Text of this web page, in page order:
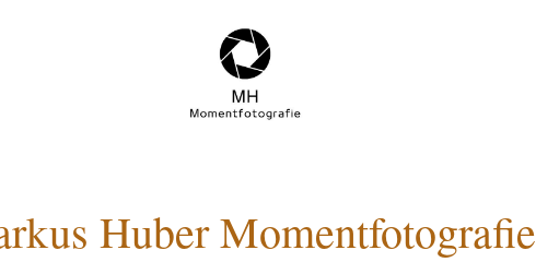
Huber Momentfotografie